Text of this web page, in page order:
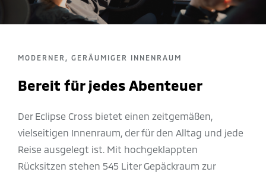
MODERNER, GERÄUMIGER INNENRAUM
Bereit für jedes Abenteuer
Der Eclipse Cross bietet einen zeitgemäßen,
vielseitigen Innenraum, der für den Alltag und jede
Reise ausgelegt ist. Mit hochgeklappten
Rücksitzen stehen 545 Liter Gepäckraum zur